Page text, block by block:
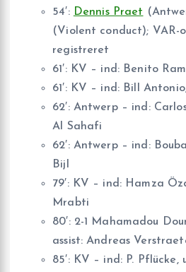
54′: Dennis Praet
(Violent conduct); VAR-
registreret
61′: KV – ind: Benito
61′: KV – ind: Bill
62′: Antwerp – ind:
Al Sahafi
62′: Antwerp – ind:
Bijl
79′: KV – ind: Hamza
Mrabti
80′: 2-1 Mahamadou
assist: Andreas
85′: KV – ind: P. Pflücke,